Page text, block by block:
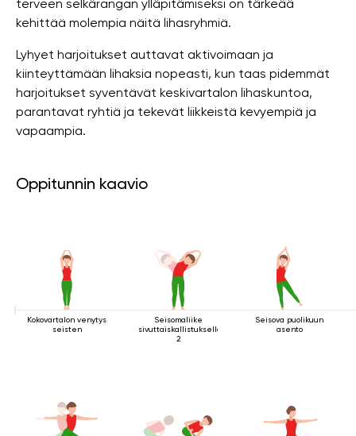
terveen selkärangan ylläpitämiseksi on tärkeää
kehittää molempia näitä lihasryhmiä.
Lyhyet harjoitukset auttavat aktivoimaan ja
kiinteyttämään lihaksia nopeasti, kun taas pidemmät
harjoitukset syventävät keskivartalon lihaskuntoa,
parantavat ryhtiä ja tekevät liikkeistä kevyempiä ja
vapaampia.
Oppitunnin kaavio
Kokovartalon venytys
seisten
Seisomaliike
sivuttaiskallistuksella
2
Seisova puolikuun
asento